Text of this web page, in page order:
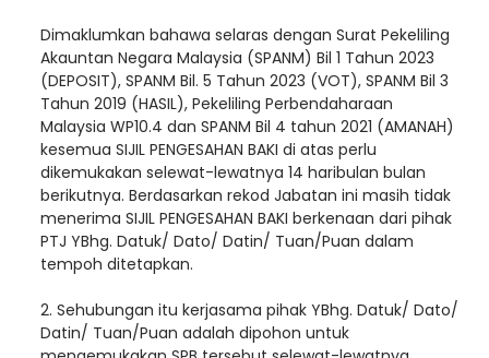
Dimaklumkan bahawa selaras dengan Surat Pekeliling
Akauntan Negara Malaysia (SPANM) Bil 1 Tahun 2023
(DEPOSIT), SPANM Bil. 5 Tahun 2023 (VOT), SPANM Bil 3
Tahun 2019 (HASIL), Pekeliling Perbendaharaan
Malaysia WP10.4 dan SPANM Bil 4 tahun 2021 (AMANAH)
kesemua SIJIL PENGESAHAN BAKI di atas perlu
dikemukakan selewat-lewatnya 14 haribulan bulan
berikutnya. Berdasarkan rekod Jabatan ini masih tidak
menerima SIJIL PENGESAHAN BAKI berkenaan dari pihak
PTJ YBhg. Datuk/ Dato/ Datin/ Tuan/Puan dalam
tempoh ditetapkan.
2. Sehubungan itu kerjasama pihak YBhg. Datuk/ Dato/
Datin/ Tuan/Puan adalah dipohon untuk